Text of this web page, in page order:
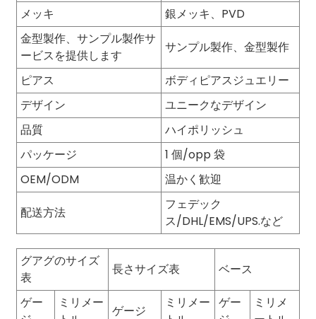
メッキ
銀メッキ、PVD
金型製作、サンプル製作サ
ービスを提供します
サンプル製作、金型製作
ピアス
ボディピアスジュエリー
デザイン
ユニークなデザイン
品質
ハイポリッシュ
パッケージ
1 個/opp 袋
OEM/ODM
温かく歓迎
配送方法
フェデック
ス/DHL/EMS/UPS.など
グアグのサイズ
表
長さサイズ表 ベース
ゲー
ミリメー
ゲージ
ミリメー ゲー
ミリメ